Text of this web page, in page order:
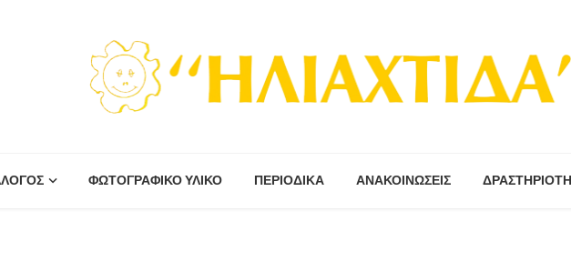
ΦΩΤΟΓΡΑΦΙΚΟ ΥΛΙΚΟ ΠΕΡΙΟΔΙΚΆ ΑΝΑΚΟΙΝΩΣΕΙΣ